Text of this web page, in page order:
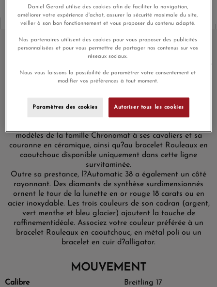
Montre Breitling Super Chronomat
Automatic 38 Cadran Vert Menthe
La Super Chronomat Automatic 38 est conçue pour
marquer les esprits, que ce soit avec un costume ou un t-
modèles de la famille Chronomat à ses cavaliers et sa
couronne en céramique, ainsi qu?au bracelet Rouleaux en
caoutchouc disponible uniquement dans cette ligne
survitaminée.
Outre sa prestance, l?Automatic 38 a également un côté
rayonnant. Des diamants de synthèse surdimensionnés
ornent le tour de la lunette en or rouge 18 carats ou en
acier inoxydable. Les trois couleurs de son cadran (argent,
vert menthe et bleu glacier) ajoutent la touche de
raffinementidéale. Associez votre couleur préférée à un
bracelet Rouleaux en caoutchouc, en métal poli ou un
bracelet en cuir d?alligator.
MOUVEMENT
Calibre
Breitling 17
Daniel Gerard utilise des cookies afin de faciliter la navigation,
améliorer votre expérience d'achat, assurer la sécurité maximale du site,
veiller à son bon fonctionnement et vous proposer du contenu adapté.
Nos partenaires utilisent des cookies pour vous proposer des publicités
personnalisées et pour vous permettre de partager nos contenus sur vos
réseaux sociaux.
Nous vous laissons la possibilité de paramétrer votre consentement et
modifier vos préférences à tout moment.
Paramètres des cookies Autoriser tous les cookies